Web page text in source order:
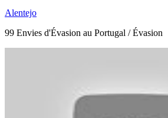
Alentejo
99 Envies d'Évasion au Portugal / Évasion